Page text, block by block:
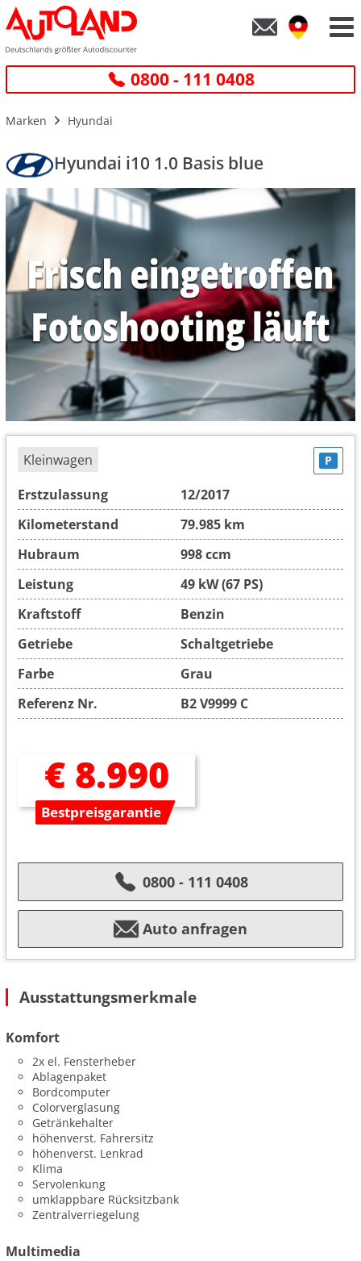
0800 - 111 0408
Marken Hyundai
Hyundai i10 1.0 Basis blue
Kleinwagen P
Erstzulassung
12/2017
Kilometerstand
79.985 km
Hubraum
998 ccm
Leistung
49 kW (67 PS)
Kraftstoff
Benzin
Getriebe
Schaltgetriebe
Farbe
Grau
Referenz Nr.
B2 V9999 C
€ 8.990
Bestpreisgarantie
0800 - 111 0408
Auto anfragen
Ausstattungsmerkmale
Komfort
2x el. Fensterheber
Ablagenpaket
Bordcomputer
Colorverglasung
Getränkehalter
höhenverst. Fahrersitz
höhenverst. Lenkrad
Klima
Servolenkung
umklappbare Rücksitzbank
Zentralverriegelung
Multimedia